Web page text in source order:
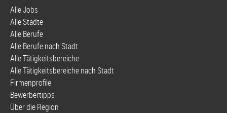
Alle Jobs
Alle Städte
Alle Berufe
Alle Berufe nach Stadt
Alle Tätigkeitsbereiche
Alle Tätigkeitsbereiche nach Stadt
Firmenprofile
Bewerbertipps
Über die Region